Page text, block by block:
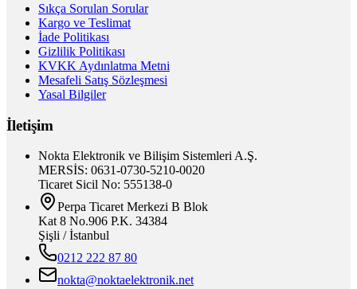
Sıkça Sorulan Sorular
Kargo ve Teslimat
İade Politikası
Gizlilik Politikası
KVKK Aydınlatma Metni
Mesafeli Satış Sözleşmesi
Yasal Bilgiler
İletişim
Nokta Elektronik ve Bilişim Sistemleri A.Ş.
MERSİS: 0631-0730-5210-0020
Ticaret Sicil No: 555138-0
Perpa Ticaret Merkezi B Blok
Kat 8 No.906 P.K. 34384
Şişli / İstanbul
0212 222 87 80
nokta@noktaelektronik.net